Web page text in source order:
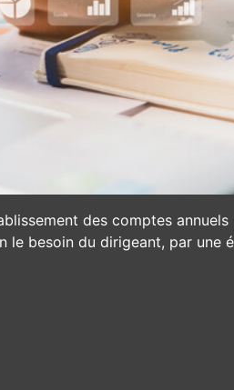
des comptes
le besoin du dirigeant, par une